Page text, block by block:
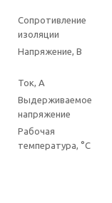
Сопротивление
изоляции
Напряжение, В
Ток, А
Выдерживаемое
напряжение
Рабочая
температура, °C